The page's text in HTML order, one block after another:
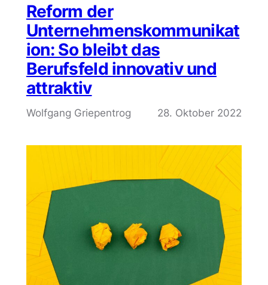
Reform der
Unternehmenskommunikat
ion: So bleibt das
Berufsfeld innovativ und
attraktiv
Wolfgang Griepentrog 28. Oktober 2022